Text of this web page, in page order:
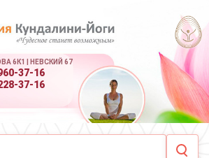
6К1 | НЕВСКИЙ 67
37-16
37-16